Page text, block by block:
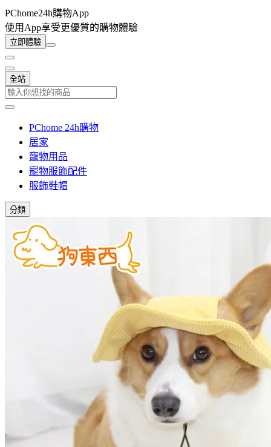
PChome24h購物App
使用App享受更優質的購物體驗
立即體驗
全站
PChome 24h購物
居家
寵物用品
寵物服飾配件
服飾鞋帽
分類